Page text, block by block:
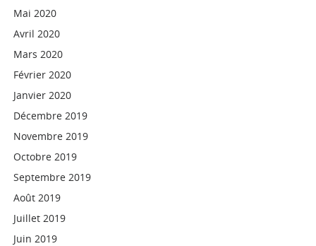
Mai 2020
Avril 2020
Mars 2020
Février 2020
Janvier 2020
Décembre 2019
Novembre 2019
Octobre 2019
Septembre 2019
Août 2019
Juillet 2019
Juin 2019